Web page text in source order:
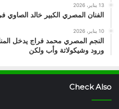
13 يناير، 2026
الفنان المصري الكبير خالد
10 يناير، 2026
النجم المصري محمد فراج يدخل
ورود وشيكولاتة وأب ولكن
Check Also